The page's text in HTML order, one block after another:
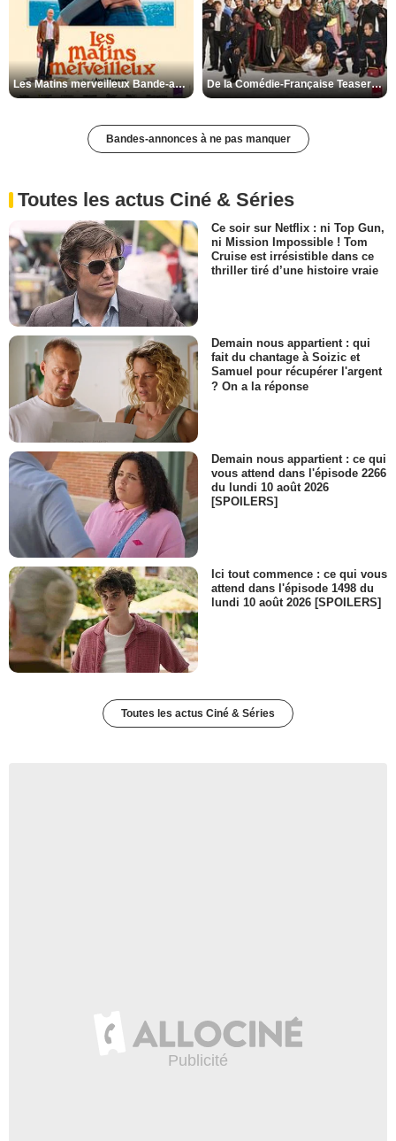
Les Matins merveilleux Bande-annonce VF De la Comédie-Française Teaser VF
Bandes-annonces à ne pas manquer
Toutes les actus Ciné & Séries
Ce soir sur Netflix : ni Top Gun,
ni Mission Impossible ! Tom
Cruise est irrésistible dans ce
thriller tiré d’une histoire vraie
Demain nous appartient : qui
fait du chantage à Soizic et
Samuel pour récupérer l'argent
? On a la réponse
Demain nous appartient : ce qui
vous attend dans l'épisode 2266
du lundi 10 août 2026
[SPOILERS]
Ici tout commence : ce qui vous
attend dans l'épisode 1498 du
lundi 10 août 2026 [SPOILERS]
Toutes les actus Ciné & Séries